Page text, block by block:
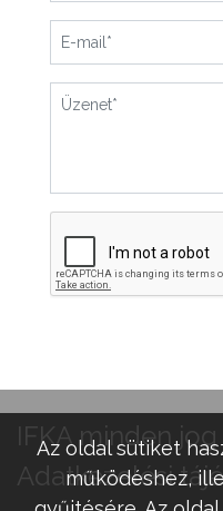
IFKA minden
Adatkezelési
Az oldal sütiket
működéshez,